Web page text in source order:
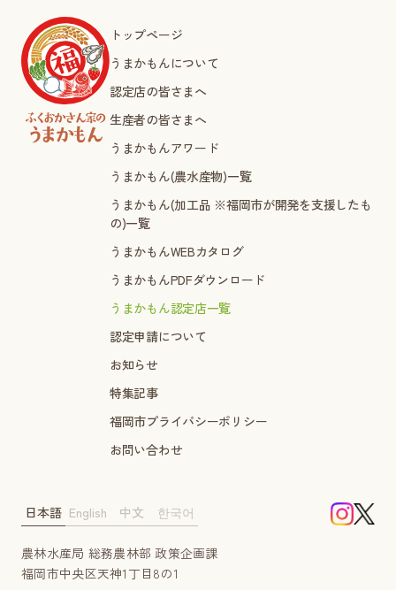
トップページ
うまかもんについて
認定店の皆さまへ
生産者の皆さまへ
うまかもんアワード
うまかもん(農水産物)一覧
うまかもん(加工品 ※福岡市が開発を支援したも
の)一覧
うまかもんWEBカタログ
うまかもんPDFダウンロード
うまかもん認定店一覧
認定申請について
お知らせ
特集記事
福岡市プライバシーポリシー
お問い合わせ
農林水産局 総務農林部 政策企画課
福岡市中央区天神1丁目8の1
日本語 English 中文 한국어